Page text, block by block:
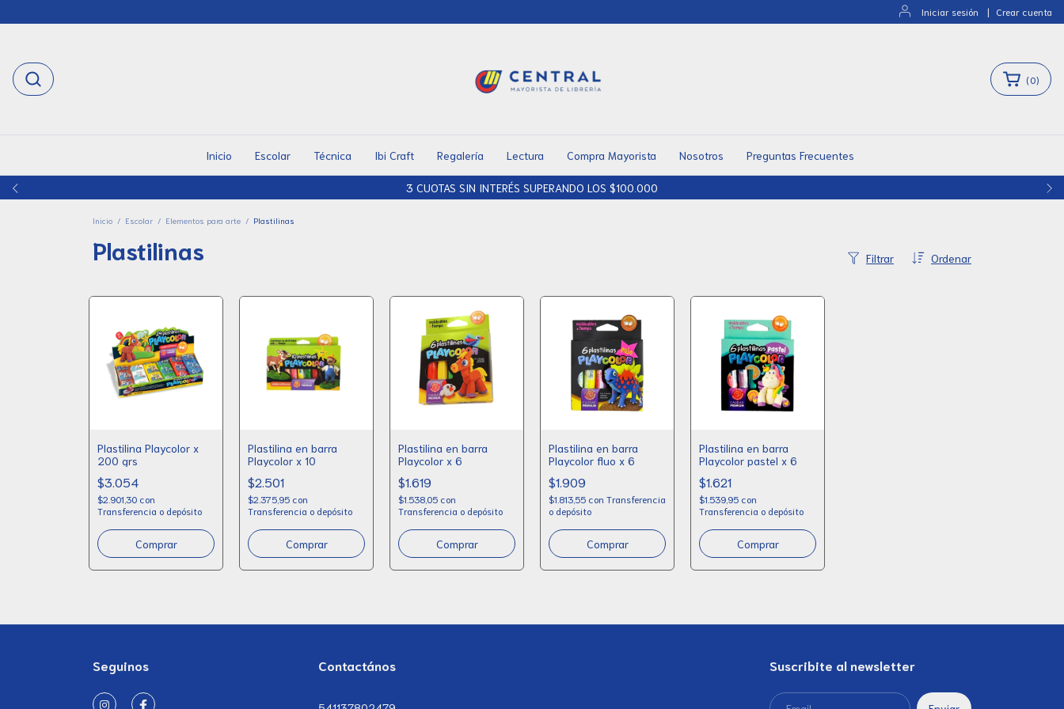
Iniciar sesión | Crear cuenta
3 CUOTAS SIN INTERÉS SUPERANDO LOS $100.000
(0)
Inicio Escolar Técnica Ibi Craft Regalería Lectura Compra Mayorista Nosotros Preguntas Frecuentes
Inicio / Escolar / Elementos para arte / Plastilinas
Plastilinas Ordenar
Filtrar
Plastilina Playcolor x
200 grs
$3.054
$2.901,30 con
Transferencia o depósito
Comprar
Plastilina en barra
Playcolor x 10
$2.501
$2.375,95 con
Transferencia o depósito
Plastilina en barra
Playcolor x 6
$1.619
$1.538,05 con
Transferencia o depósito
Plastilina en barra
Playcolor fluo x 6
$1.909
$1.813,55 con Transferencia
o depósito
Comprar
Plastilina en barra
Playcolor pastel x 6
$1.621
$1.539,95 con
Transferencia o depósito
Comprar
Seguinos Contactános Suscribite al newsletter